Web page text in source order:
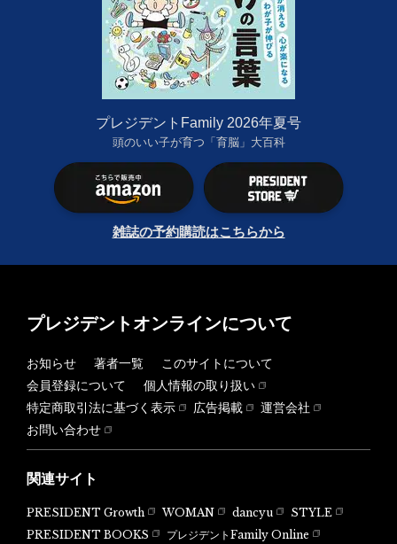
プレジデントFamily 2026年夏号
頭のいい子が育つ「育脳」大百科
雑誌の予約購読はこちらから
プレジデントオンラインについて
お知らせ 著者一覧
このサイトについて
会員登録について
個人情報の取り扱い
特定商取引法に基づく表示
広告掲載
運営会社
お問い合わせ
関連サイト
PRESIDENT Growth WOMAN dancyu
STYLE
PRESIDENT BOOKS
プレジデントFamily Online